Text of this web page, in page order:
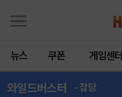
뉴스 쿠폰 게임센터
와일드버스터 - 잡담